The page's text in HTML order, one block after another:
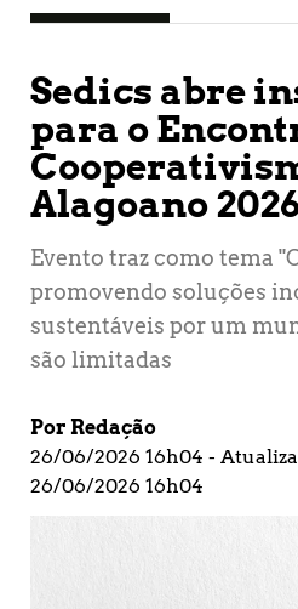
Sedics abre
para o
Alagoano
Evento traz como tema
promovendo soluções
sustentáveis por um
são limitadas
Por Redação
26/06/2026 16h04 -
26/06/2026 16h04